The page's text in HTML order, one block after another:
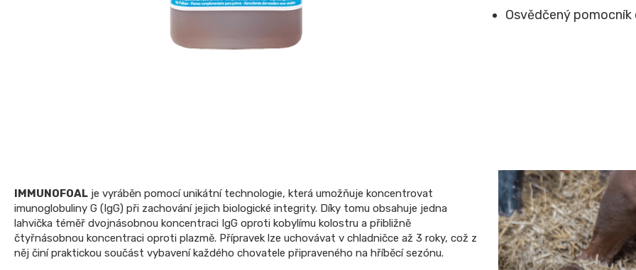
Osvědčený
IMMUNOFOAL je vyráběn pomocí unikátní technologie, která umožňuje koncentrovat
imunoglobuliny G (IgG) při zachování jejich biologické integrity. Díky tomu obsahuje jedna
lahvička téměř dvojnásobnou koncentraci IgG oproti kobylímu kolostru a přibližně
čtyřnásobnou koncentraci oproti plazmě. Přípravek lze uchovávat v chladničce až 3 roky, což z
něj činí praktickou součást vybavení každého chovatele připraveného na hříběcí sezónu.